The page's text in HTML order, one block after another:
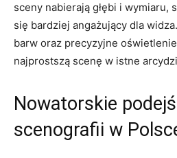
sceny nabierają ⁣głębi i wymiaru,
się bardziej angażujący dla
barw oraz precyzyjne‌
najprostszą scenę w istne
Nowatorskie
scenografii​ w